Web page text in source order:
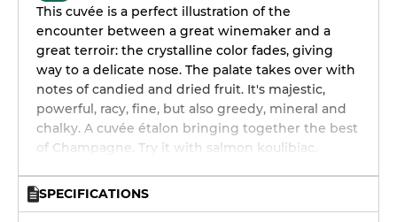
This cuvée is a perfect illustration of the
encounter between a great winemaker and a
great terroir: the crystalline color fades, giving
way to a delicate nose. The palate takes over with
notes of candied and dried fruit. It's majestic,
powerful, racy, fine, but also greedy, mineral and
chalky. A cuvée étalon bringing together the best
of Champagne. Try it with salmon koulibiac.
SPECIFICATIONS